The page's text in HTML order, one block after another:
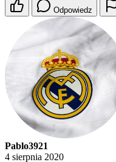
Odpowiedz
Pablo3921
4 sierpnia 2020